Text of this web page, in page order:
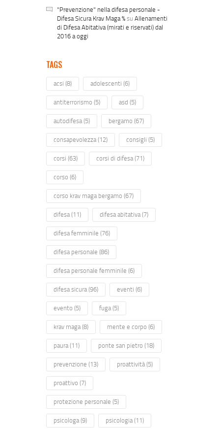
"Prevenzione" nella difesa personale -
Difesa Sicura Krav Maga %suAllenamenti
di Difesa Abitativa (mirati e riservati) dal
2016 a oggi
TAGS
acsi (8) adolescenti (6)
antiterrorismo (5) asd (5)
autodifesa(5) bergamo (67)
consapevolezza(12) consigli (5)
corsi (63) corsi di difesa(71)
corso (6)
corso krav maga bergamo (67)
difesa(11) difesa abitativa(7)
difesa femminile (76)
difesa personale (86)
difesa personale femminile (6)
difesa sicura(96) eventi (6)
evento (5) fuga(5)
krav maga(8) mente e corpo (6)
paura(11) ponte san pietro (18)
prevenzione (13) proattività(5)
proattivo (7)
protezione personale (5)
psicologa(9) psicologia(11)